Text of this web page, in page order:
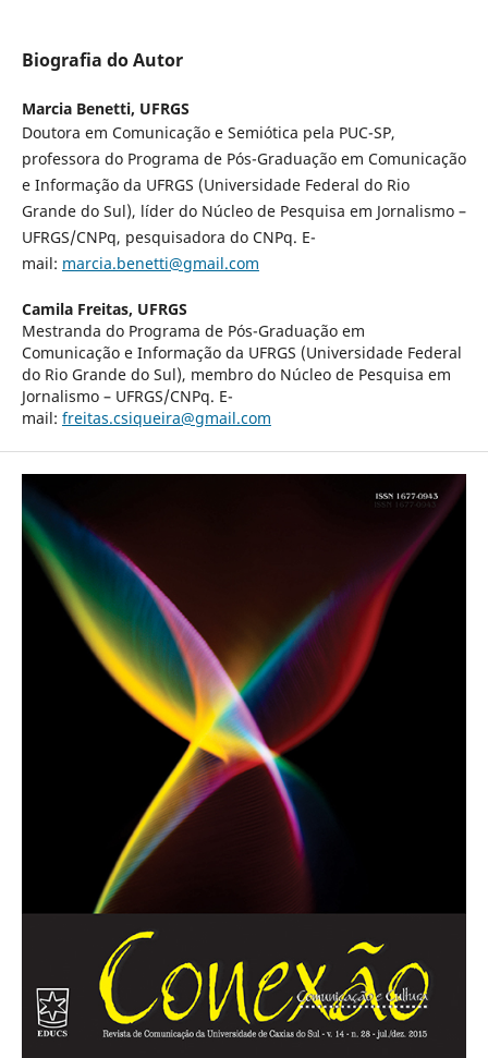
Biografia do Autor
Marcia Benetti, UFRGS
Doutora em Comunicação e Semiótica pela PUC-SP,
professora do Programa de Pós-Graduação em Comunicação
e Informação da UFRGS (Universidade Federal do Rio
Grande do Sul), líder do Núcleo de Pesquisa em Jornalismo –
UFRGS/CNPq, pesquisadora do CNPq. E-
mail: marcia.benetti@gmail.com
Camila Freitas, UFRGS
Mestranda do Programa de Pós-Graduação em
Comunicação e Informação da UFRGS (Universidade Federal
do Rio Grande do Sul), membro do Núcleo de Pesquisa em
Jornalismo – UFRGS/CNPq. E-
mail: freitas.csiqueira@gmail.com